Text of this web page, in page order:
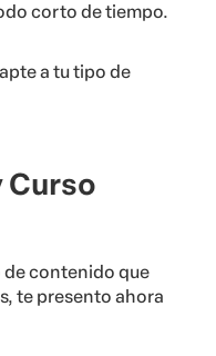
corto de tiempo.
a tu tipo de
Curso
de contenido que
te presento ahora